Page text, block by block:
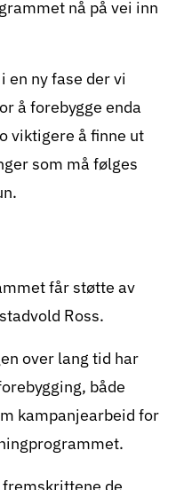
nå på vei inn
en ny fase der vi
å forebygge enda
viktigere å finne ut
som må følges
får støtte av
Ross.
over lang tid har
både
kampanjearbeid for